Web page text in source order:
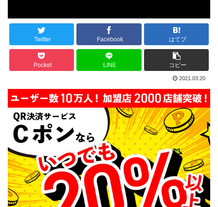
Twitter Facebook はてブ
Pocket LINE コピー
2021.03.20